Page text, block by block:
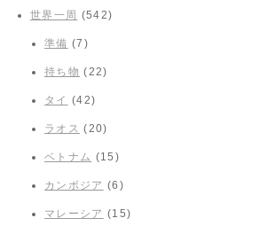
世界一周 (542)
準備 (7)
持ち物 (22)
タイ (42)
ラオス (20)
ベトナム (15)
カンボジア (6)
マレーシア (15)